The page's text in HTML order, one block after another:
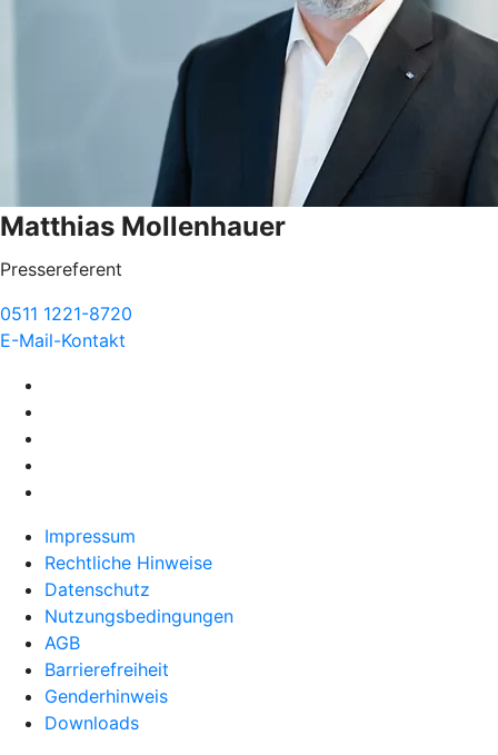
Matthias Mollenhauer
Pressereferent
0511 1221-8720
E-Mail-Kontakt
Impressum
Rechtliche Hinweise
Datenschutz
Nutzungsbedingungen
AGB
Barrierefreiheit
Genderhinweis
Downloads